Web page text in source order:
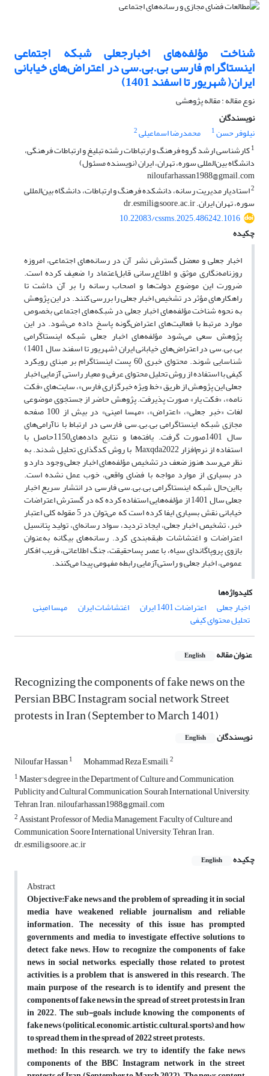
شناخت مؤلفه‌های اخبارجعلی شبکه اجتماعی
اینستاگرام فارسی بی.بی.سی در اعتراض‌های خیابانی
ایران( شهریور تا اسفند 1401)
نوع مقاله : مقاله پژوهشی
نویسندگان
نیلوفر حسن1 محمدرضا اسماعیلی2
1کارشناسی ارشد گروه فرهنگ و ارتباطات رشته تبلیغ و ارتباطات فرهنگی،
دانشگاه بین‌المللی سوره، تهران، ایران (نویسنده مسئول)
niloufarhassan1988@gmail.com
2استادیار مدیریت رسانه، دانشکده فرهنگ و ارتباطات، دانشگاه بین‌المللی
سوره، تهران ایران. dr.esmili@soore.ac.ir
10.22083/cssms.2025.486242.1016
چکیده
اخبار جعلی و معضل گسترش نشر آن در رسانه‌های اجتماعی، امروزه
روزنامه‌نگاری موثق و اطلاع‌رسانی قابل‌اعتماد را ضعیف کرده است.
ضرورت این موضوع دولت‌ها و اصحاب رسانه را بر آن داشت تا
راهکارهای مؤثر در تشخیص اخبار جعلی را بررسی کنند. در این پژوهش
به نحوه شناخت مؤلفه‌های اخبار جعلی در شبکه‌های اجتماعی بخصوص
موارد مرتبط با فعالیت‌های اعتراض‌گونه پاسخ داده می‌شود. در این
پژوهش سعی می‌شود مؤلفه‌های اخبار جعلی شبکه اینستاگرامی
بی.بی.سی در اعتراض‌های خیابانی ایران (شهریور تا اسفند سال 1401)
شناسایی شوند. محتوای خبری 60 پست اینستاگرام بر مبنای رویکرد
کیفی با استفاده از روش تحلیل محتوای عرفی و معیار راستی آزمایی اخبار
جعلی این پژوهش از طریق «خط ویژه خبرگزاری فارس»، سایت‌های «فکت
نامه»، «فکت یار» صورت پذیرفت. پژوهش حاضر از جستجوی موضوعی
لغات «خبر جعلی»، «اعتراض»، «مهسا امینی» در بیش از 100 صفحه
مجازی شبکه اینستاگرامی بی.بی.سی فارسی در ارتباط با ناآرامی‌های
سال 1401صورت گرفت. یافته‌ها و نتایج داده‌های1150حاصل با
استفاده از نرم‌افزار Maxqda2022 با روش کدگذاری تحلیل شدند. به
نظر می‌رسد هنوز ضعف در تشخیص مؤلفه‌های اخبار جعلی وجود دارد و
در بسیاری از موارد مواجه با فضای واقعی، خوب عمل نشده است.
بااین‌حال شبکه اینستاگرامی بی.بی.سی فارسی در انتشار سریع اخبار
جعلی سال 1401 از مؤلفه‌هایی استفاده کرده که در گسترش اعتراضات
خیابانی نقش بسیاری ایفا کرده است که می‌توان در 5 مقوله کلی اعتبار
خبر، تشخیص اخبار جعلی، ایجاد تردید، سواد رسانه‌ای، تولید پتانسیل
اعتراضات و اغتشاشات طبقه‌بندی کرد. رسانه‌های بیگانه به‌عنوان
بازوی پروپاگاندای سیاه، با عصر پساحقیقت، جنگ اطلاعاتی، فریب افکار
عمومی، اخبار جعلی و راستی‌آزمایی رابطه مفهومی پیدا می‌کنند.
کلیدواژه‌ها
اخبار جعلی
اعتراضات 1401 ایران اغتشاشات ایران مهسا امینی
تحلیل محتوای کیفی
عنوان مقاله English
Recognizing the components of fake news on the
Persian BBC Instagram social network Street
protests in Iran (September to March 1401)
نویسندگان English
Niloufar Hassan1 Mohammad Reza Esmaili,2
1Master's degree in the Department of Culture and Communication,
Publicity and Cultural Communication, Sourah International University,
Tehran, Iran. niloufarhassan1988@gmail.com
2Assistant Professor of Media Management, Faculty of Culture and
Communication, Soore International University, Tehran, Iran.
dr.esmili@soore.ac.ir
چکیده
English
Abstract
Objective:Fake news and the problem of spreading it in social
media have weakened reliable journalism and reliable
information. The necessity of this issue has prompted
governments and media to investigate effective solutions to
detect fake news. How to recognize the components of fake
news in social networks, especially those related to protest
activities, is a problem that is answered in this research. The
main purpose of the research is to identify and present the
components of fake news in the spread of street protests in Iran
in 2022. The sub-goals include knowing the components of
fake news (political, economic, artistic, cultural, sports) and how
to spread them in the spread of 2022 street protests.
method: In this research, we try to identify the fake news
components of the BBC Instagram network in the street